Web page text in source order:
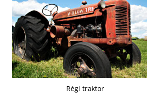
Régi traktor